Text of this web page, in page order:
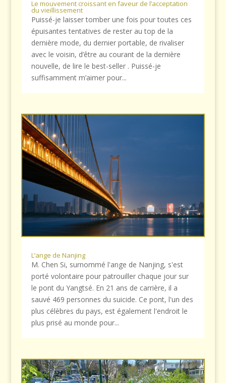
Le mouvement croissant en faveur de l’acceptation
du vieillissement
Puissé-je laisser tomber une fois pour toutes ces
épuisantes tentatives de rester au top de la
dernière mode, du dernier portable, de rivaliser
avec le voisin, d’être au courant de la dernière
nouvelle, de lire le best-seller . Puissé-je
suffisamment m’aimer pour...
L’ange de Nanjing
M. Chen Si, surnommé l'ange de Nanjing, s'est
porté volontaire pour patrouiller chaque jour sur
le pont du Yangtsé. En 21 ans de carrière, il a
sauvé 469 personnes du suicide. Ce pont, l'un des
plus célèbres du pays, est également l'endroit le
plus prisé au monde pour...